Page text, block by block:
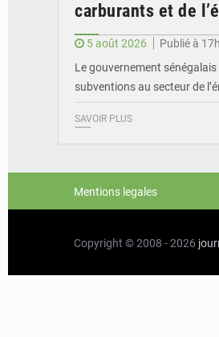
carburants et de
5 août 2026
Publié à
Le gouvernement
subventions au secteur de
SAVOIR PLUS
Mentions legales
Copyright © 2008 - 2026